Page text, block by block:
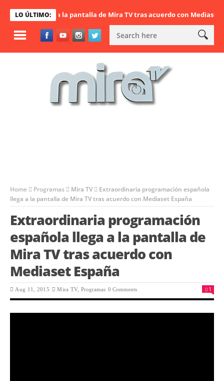
LO ÚLTIMO:
llega a la pantalla de Mira TV tras acuerdo con Mediaset España
Home Programas Mira TV
Extraordinaria programación española
llega a la pantalla de Mira TV tras acuerdo con Mediaset España
Extraordinaria programación
española llega a la pantalla de
Mira TV tras acuerdo con
Mediaset España
Aug 11, 2015 Mira TV, Programas 0 Comments 1